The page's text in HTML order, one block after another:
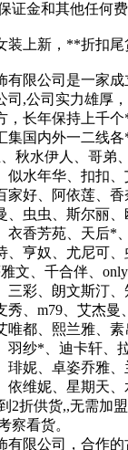
证金和其他任何
装上新，**折扣尾
有限公司是一家
司,公司实力雄厚
，长年保持上千
集国内外一二线各
秋水伊人、哥弟
似水年华、扣扣、
家好、阿依莲、香
、虫虫、斯尔丽
衣香芳苑、天后*
、亨奴、尤尼可
文、千合伴、
三彩、朗文斯汀
秀、m79、艾杰曼
唯都、熙兰雅、
羽纱*、迪卡轩、
琲妮、卓姿乔雅
依维妮、星期天
2折供货,,无需加
察看货。
有限公司，合作